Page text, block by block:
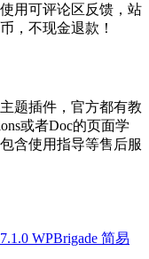
用可评论区反馈，站
，不现金退款！
题插件，官方都有教
或者Doc的页面学
含使用指导等售后服